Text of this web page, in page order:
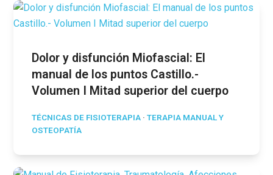
Dolor y disfunción Miofascial: El
manual de los puntos Castillo.-
Volumen I Mitad superior del cuerpo
TÉCNICAS DE FISIOTERAPIA ·TERAPIA MANUAL Y
OSTEOPATÍA